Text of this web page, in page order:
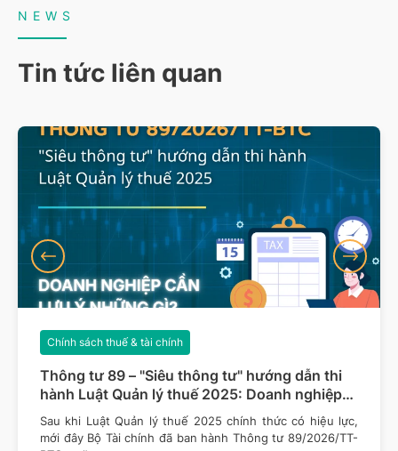
NEWS
Tin tức liên quan
Thông tư 89 – "Siêu thông tư" hướng dẫn thi
hành Luật Quản lý thuế 2025: Doanh nghiệp
cần lưu ý những gì?
Chính sách thuế & tài chính
Sau khi Luật Quản lý thuế 2025 chính thức có hiệu lực,
mới đây Bộ Tài chính đã ban hành Thông tư 89/2026/TT-